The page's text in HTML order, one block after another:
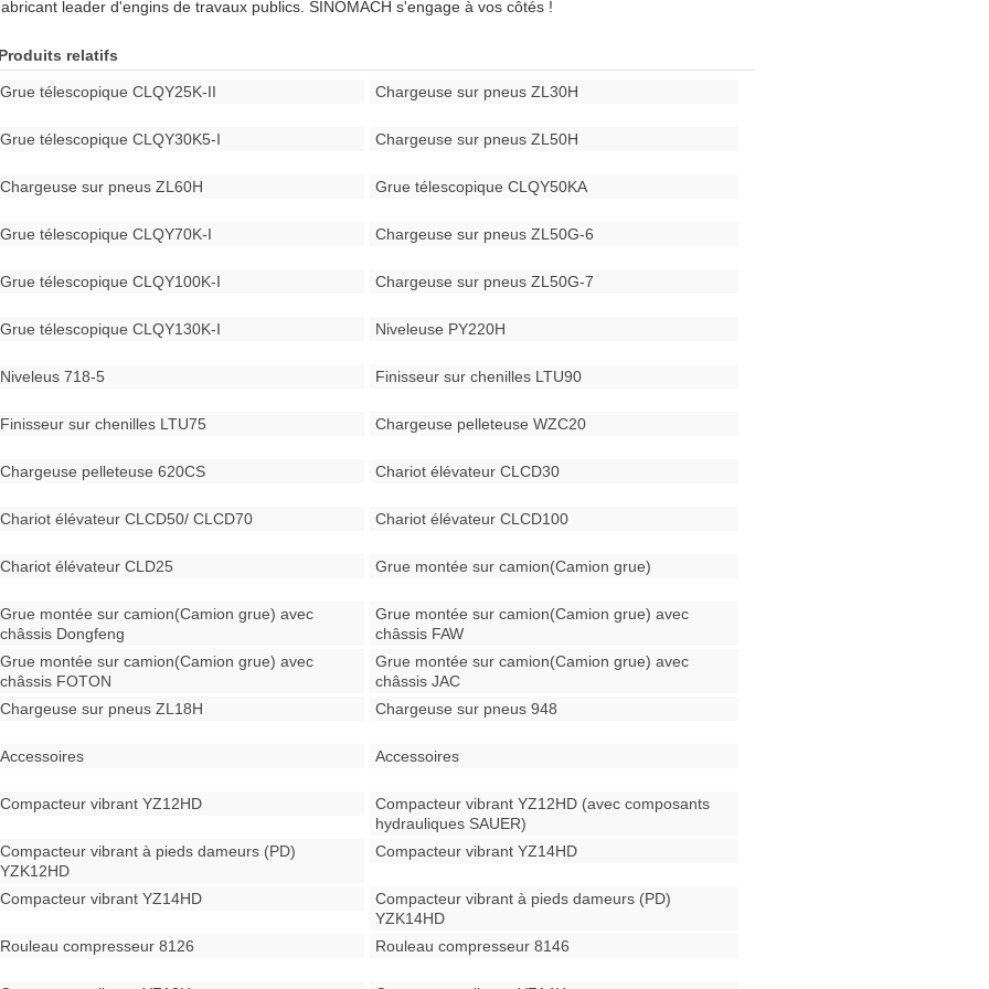
leader d'engins de travaux publics. SINOMACH s'engage à vos côtés !
relatifs
Grue télescopique CLQY25K-II Chargeuse sur pneus ZL30H
Grue télescopique CLQY30K5-I Chargeuse sur pneus ZL50H
Chargeuse sur pneus ZL60H Grue télescopique CLQY50KA
Grue télescopique CLQY70K-I Chargeuse sur pneus ZL50G-6
Grue télescopique CLQY100K-I Chargeuse sur pneus ZL50G-7
Grue télescopique CLQY130K-I Niveleuse PY220H
Niveleus 718-5 Finisseur sur chenilles LTU90
Finisseur sur chenilles LTU75 Chargeuse pelleteuse WZC20
Chargeuse pelleteuse 620CS Chariot élévateur CLCD30
Chariot élévateur CLCD50/ CLCD70 Chariot élévateur CLCD100
Chariot élévateur CLD25 Grue montée sur camion(Camion grue)
Grue montée sur camion(Camion grue) avec
châssis Dongfeng
Grue montée sur camion(Camion grue) avec
châssis FAW
Grue montée sur camion(Camion grue) avec
châssis FOTON
Grue montée sur camion(Camion grue) avec
châssis JAC
Chargeuse sur pneus ZL18H
Chargeuse sur pneus 948
Accessoires Accessoires
Compacteur vibrant YZ12HD
Compacteur vibrant YZ12HD (avec composants
hydrauliques SAUER)
Compacteur vibrant à pieds dameurs (PD)
YZK12HD
Compacteur vibrant YZ14HD
Compacteur vibrant YZ14HD
Compacteur vibrant à pieds dameurs (PD)
YZK14HD
Rouleau compresseur 8126
Rouleau compresseur 8146